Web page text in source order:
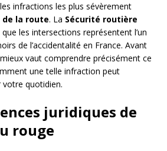
infractions les plus sévèrement
de la route. La Sécurité routière
les intersections représentent l’un
de l’accidentalité en France. Avant
vaut comprendre précisément ce
une telle infraction peut
quotidien.
juridiques de
rouge